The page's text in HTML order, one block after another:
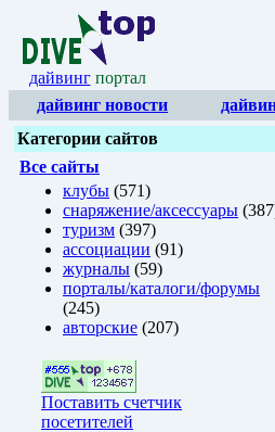
дайвинг портал
дайвинг новости
Категории сайтов
Все сайты
клубы (571)
снаряжение/аксессуары
туризм (397)
ассоциации (91)
журналы (59)
порталы/каталоги/форумы
(245)
авторские (207)
Поставить счетчик
посетителей